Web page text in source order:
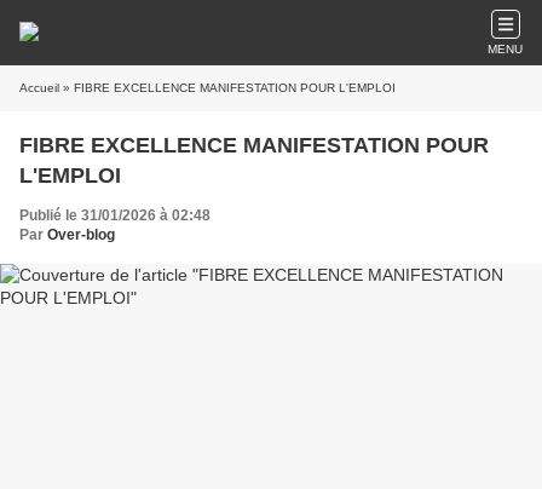
MENU
Accueil » FIBRE EXCELLENCE MANIFESTATION POUR L'EMPLOI
FIBRE EXCELLENCE MANIFESTATION POUR
L'EMPLOI
Publié le 31/01/2026 à 02:48
Par Over-blog